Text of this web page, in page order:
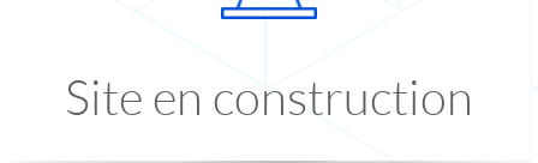
Site en construction